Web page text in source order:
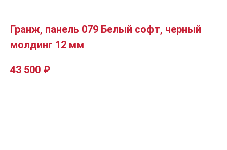
Гранж, панель 079 Белый софт, черный
молдинг 12 мм
43 500 ₽